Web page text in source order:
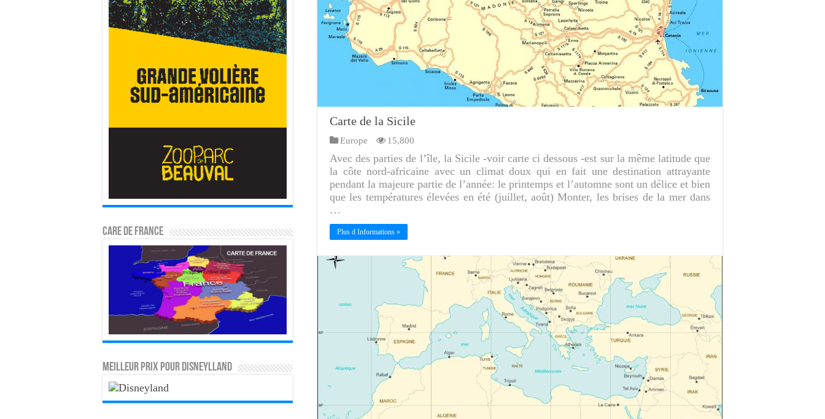
Carte de la Sicile
Europe 15,800
Avec des parties de l’île, la Sicile -voir carte ci dessous -est sur la même latitude que
la côte nord-africaine avec un climat doux qui en fait une destination attrayante
pendant la majeure partie de l’année: le printemps et l’automne sont un délice et bien
que les températures élevées en été (juillet, août) Monter, les brises de la mer dans
…
Plus d Informations »
CARE DE FRANCE
MEILLEUR PRIX POUR DISNEYLLAND